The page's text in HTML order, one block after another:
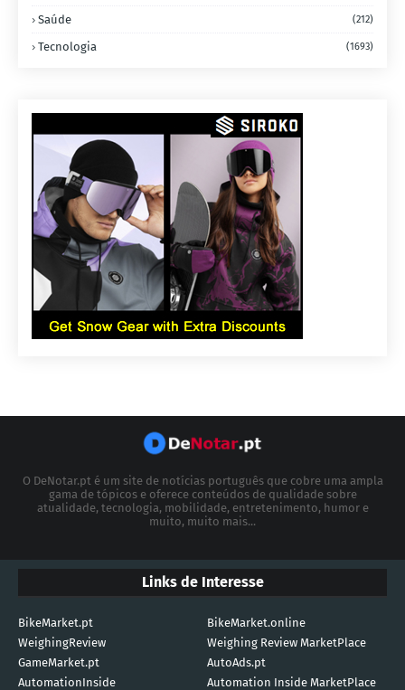
Saúde (212)
Tecnologia (1693)
O DeNotar.pt é um site de notícias português que cobre uma ampla
gama de tópicos e oferece conteúdos de qualidade sobre
atualidade, tecnologia, mobilidade, entretenimento, humor e
muito, muito mais...
Links de Interesse
BikeMarket.pt
BikeMarket.online
WeighingReview
Weighing Review MarketPlace
GameMarket.pt
AutoAds.pt
AutomationInside
Automation Inside MarketPlace